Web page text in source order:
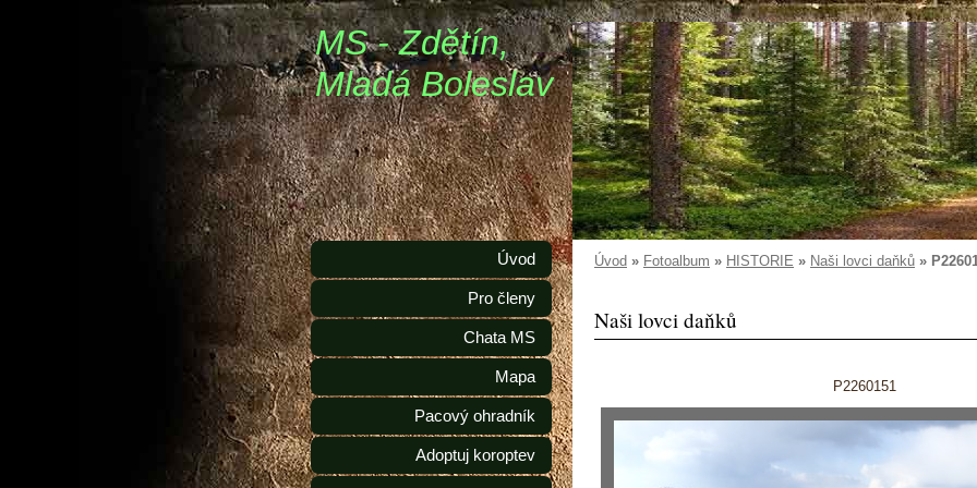
MS - Zdětín,
Mladá Boleslav
Úvod » Fotoalbum » HISTORIE » Naši lovci daňků »
Naši lovci daňků
P2260151
Úvod
Pro členy
Chata MS
Mapa
Pacový ohradník
Adoptuj koroptev